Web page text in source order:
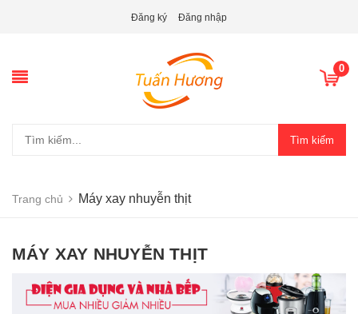
Đăng ký Đăng nhập
0
Tìm kiếm
Trang chủ Máy xay nhuyễn thịt
MÁY XAY NHUYỄN THỊT